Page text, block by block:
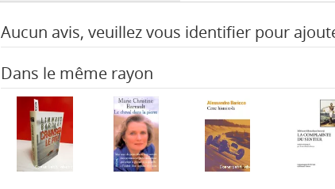
Aucun avis, veuillez vous identifier pour
Dans le même rayon